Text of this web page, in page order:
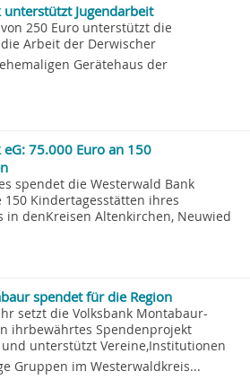
Jugendarbeit
250 Euro unterstützt die
Arbeit der Derwischer
Gerätehaus der
75.000 Euro an 150
spendet die Westerwald Bank
150 Kindertagesstätten ihres
in denKreisen Altenkirchen, Neuwied
spendet für die Region
setzt die Volksbank Montabaur-
ihrbewährtes Spendenprojekt
und unterstützt Vereine,Institutionen
Gruppen im Westerwaldkreis...